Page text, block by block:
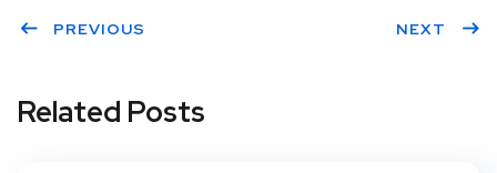
PREVIOUS NEXT
Related Posts